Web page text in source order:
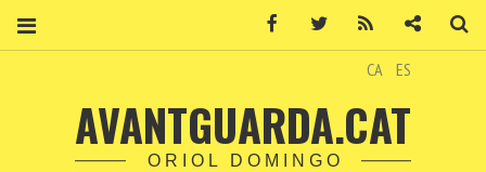
CA ES
AVANTGUARDA.CAT
ORIOL DOMINGO
Facebook Twitter Contacte